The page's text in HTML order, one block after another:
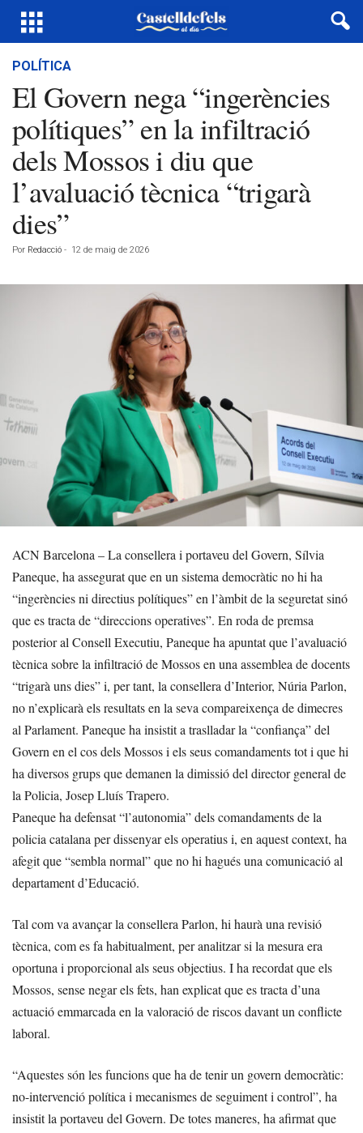
POLÍTICA
El Govern nega “ingerències
polítiques” en la infiltració
dels Mossos i diu que
l’avaluació tècnica “trigarà
dies”
Por Redacció - 12 de maig de 2026
ACN Barcelona – La consellera i portaveu del Govern, Sílvia
Paneque, ha assegurat que en un sistema democràtic no hi ha
“ingerències ni directius polítiques” en l’àmbit de la seguretat sinó
que es tracta de “direccions operatives”. En roda de premsa
posterior al Consell Executiu, Paneque ha apuntat que l’avaluació
tècnica sobre la infiltració de Mossos en una assemblea de docents
“trigarà uns dies” i, per tant, la consellera d’Interior, Núria Parlon,
no n’explicarà els resultats en la seva compareixença de dimecres
al Parlament. Paneque ha insistit a traslladar la “confiança” del
Govern en el cos dels Mossos i els seus comandaments tot i que hi
ha diversos grups que demanen la dimissió del director general de
la Policia, Josep Lluís Trapero.
Paneque ha defensat “l’autonomia” dels comandaments de la
policia catalana per dissenyar els operatius i, en aquest context, ha
afegit que “sembla normal” que no hi hagués una comunicació al
departament d’Educació.
Tal com va avançar la consellera Parlon, hi haurà una revisió
tècnica, com es fa habitualment, per analitzar si la mesura era
oportuna i proporcional als seus objectius. I ha recordat que els
Mossos, sense negar els fets, han explicat que es tracta d’una
actuació emmarcada en la valoració de riscos davant un conflicte
laboral.
“Aquestes són les funcions que ha de tenir un govern democràtic:
no-intervenció política i mecanismes de seguiment i control”, ha
insistit la portaveu del Govern. De totes maneres, ha afirmat que